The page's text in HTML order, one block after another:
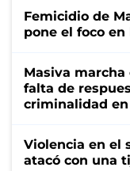
Femicidio de
pone el foco
Masiva
falta de
criminalidad
Violencia en el
atacó con una